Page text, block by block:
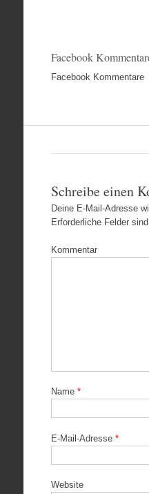
Facebook
Facebook Kommentare
Schreibe einen
Deine E-Mail-Adresse
Erforderliche Felder
Kommentar
Name *
E-Mail-Adresse *
Website